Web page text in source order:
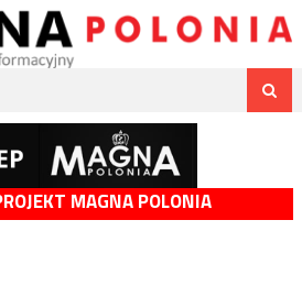
MAGNA POLONIA